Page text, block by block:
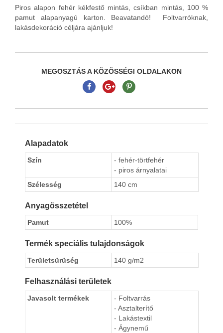
Piros alapon fehér kékfestő mintás, csíkban mintás, 100 %
pamut alapanyagú karton. Beavatandó! Foltvarróknak,
lakásdekoráció céljára ajánljuk!
MEGOSZTÁS A KÖZÖSSÉGI OLDALAKON
Alapadatok
Szín
- fehér-törtfehér
- piros árnyalatai
Szélesség
140 cm
Anyagösszetétel
Pamut 100%
Termék speciális tulajdonságok
Területsürüség 140 g/m2
Felhasználási területek
Javasolt termékek
- Foltvarrás
- Asztalterítő
- Lakástextil
- Ágynemű